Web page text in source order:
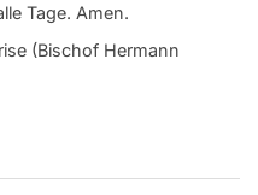
Tage. Amen.
(Bischof Hermann